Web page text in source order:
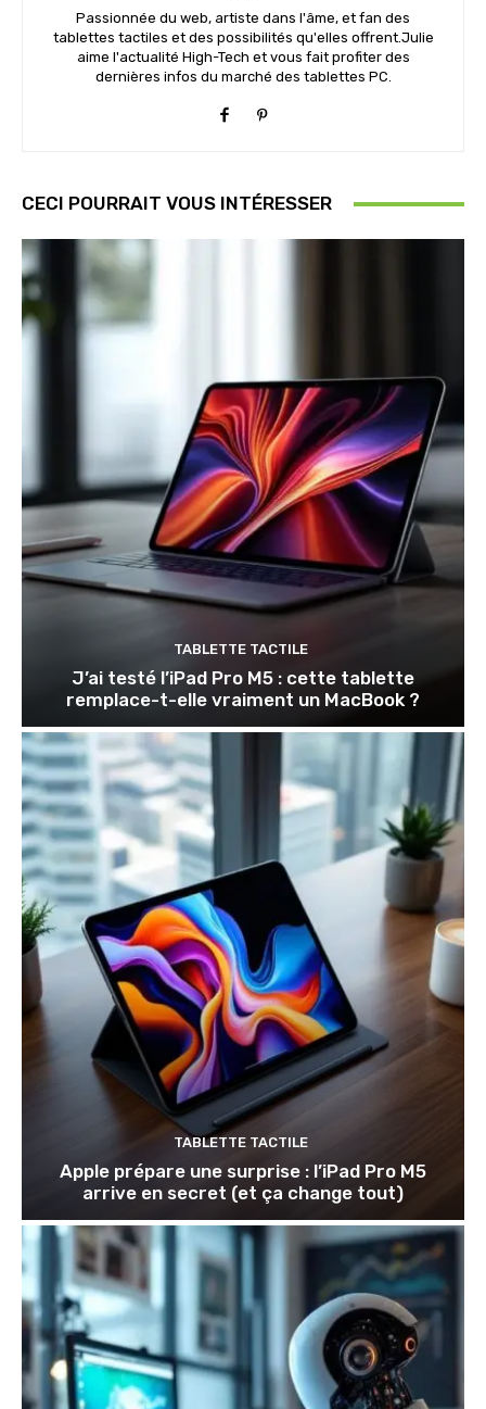
Passionnée du web, artiste dans l'âme, et fan des
tablettes tactiles et des possibilités qu'elles offrent.Julie
aime l'actualité High-Tech et vous fait profiter des
dernières infos du marché des tablettes PC.
CECI POURRAIT VOUS INTÉRESSER
TABLETTE TACTILE
J’ai testé l’iPad Pro M5 : cette tablette
remplace-t-elle vraiment un MacBook ?
TABLETTE TACTILE
Apple prépare une surprise : l’iPad Pro M5
arrive en secret (et ça change tout)